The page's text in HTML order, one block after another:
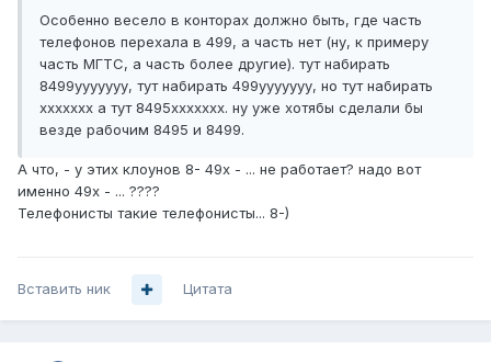
Особенно весело в конторах должно быть, где часть
телефонов перехала в 499, а часть нет (ну, к примеру
часть МГТС, а часть более другие). тут набирать
8499ууууууу, тут набирать 499ууууууу, но тут набирать
ххххххх а тут 8495ххххххх. ну уже хотябы сделали бы
везде рабочим 8495 и 8499.
А что, - у этих клоунов 8- 49х - ... не работает? надо вот
именно 49х - ... ????
Телефонисты такие телефонисты... 8-)
Вставить ник Цитата